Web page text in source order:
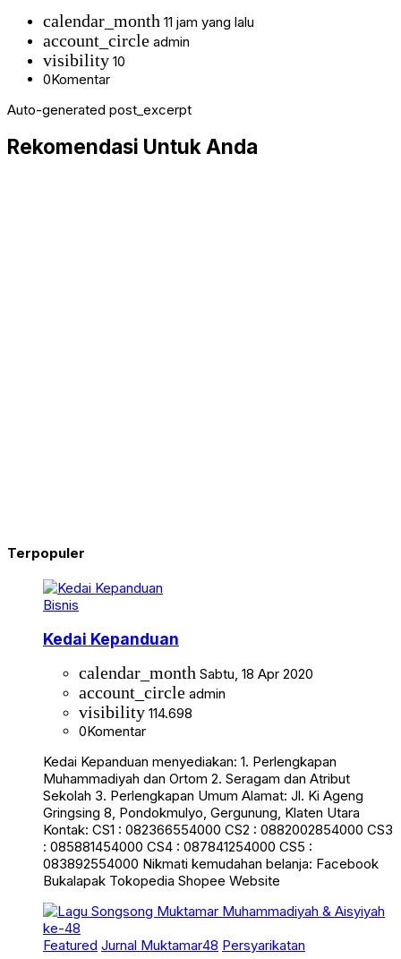
calendar_month 11 jam yang lalu
account_circle admin
visibility 10
0Komentar
Auto-generated post_excerpt
Rekomendasi Untuk Anda
Terpopuler
Bisnis
Kedai Kepanduan
calendar_month Sabtu, 18 Apr 2020
account_circle admin
visibility 114.698
0Komentar
Kedai Kepanduan menyediakan: 1. Perlengkapan
Muhammadiyah dan Ortom 2. Seragam dan Atribut
Sekolah 3. Perlengkapan Umum Alamat: Jl. Ki Ageng
Gringsing 8, Pondokmulyo, Gergunung, Klaten Utara
Kontak: CS1 : 082366554000 CS2 : 0882002854000 CS3
: 085881454000 CS4 : 087841254000 CS5 :
083892554000 Nikmati kemudahan belanja: Facebook
Bukalapak Tokopedia Shopee Website
Featured Jurnal Muktamar48 Persyarikatan